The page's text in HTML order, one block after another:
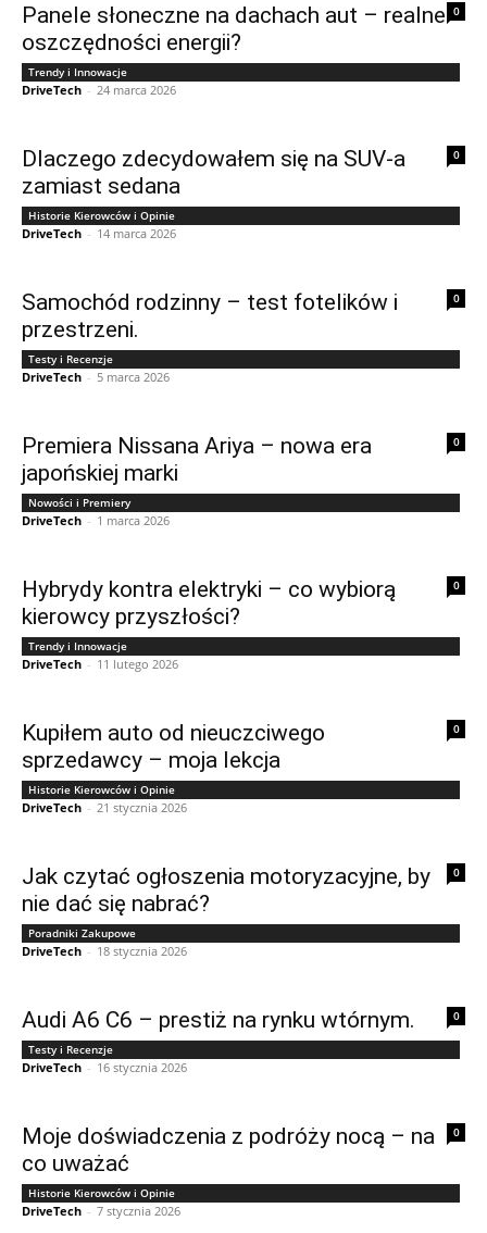
0
Panele słoneczne na dachach aut – realne
oszczędności energii?
Trendy i Innowacje
DriveTech - 24 marca 2026
0
Dlaczego zdecydowałem się na SUV-a
zamiast sedana
Historie Kierowców i Opinie
DriveTech - 14 marca 2026
0
Samochód rodzinny – test fotelików i
przestrzeni.
Testy i Recenzje
DriveTech - 5 marca 2026
0
Premiera Nissana Ariya – nowa era
japońskiej marki
Nowości i Premiery
DriveTech - 1 marca 2026
0
Hybrydy kontra elektryki – co wybiorą
kierowcy przyszłości?
Trendy i Innowacje
DriveTech - 11 lutego 2026
0
Kupiłem auto od nieuczciwego
sprzedawcy – moja lekcja
Historie Kierowców i Opinie
DriveTech - 21 stycznia 2026
0
Jak czytać ogłoszenia motoryzacyjne, by
nie dać się nabrać?
Poradniki Zakupowe
DriveTech - 18 stycznia 2026
0
Audi A6 C6 – prestiż na rynku wtórnym.
Testy i Recenzje
DriveTech - 16 stycznia 2026
0
Moje doświadczenia z podróży nocą – na
co uważać
Historie Kierowców i Opinie
DriveTech - 7 stycznia 2026